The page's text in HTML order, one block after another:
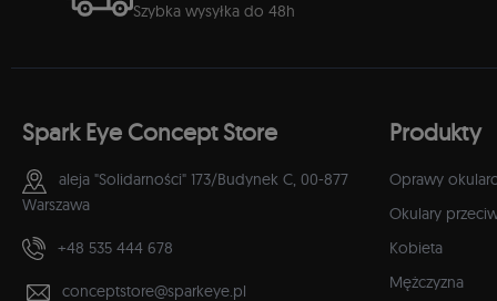
Szybka wysyłka do 48h
Spark Eye Concept Store
aleja "Solidarności" 173/Budynek C, 00-877
Warszawa
+48 535 444 678
conceptstore@sparkeye.pl
Produkty
Oprawy
Okulary
Kobieta
Mężczyzna